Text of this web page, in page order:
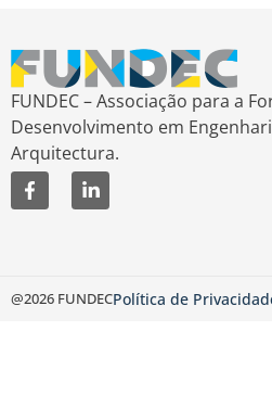
FUNDEC – Associação para a
Desenvolvimento em
Arquitectura.
@2026 FUNDECPolítica de